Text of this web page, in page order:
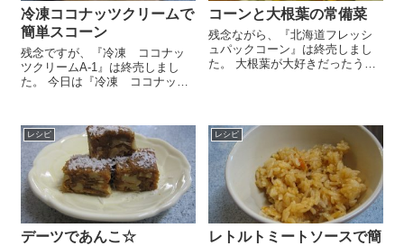
冷凍ココナッツクリームで
簡単スコーン
残念ですが、『冷凍 ココナッ
ツクリームA-1』は終売しまし
た。 今日は『冷凍 ココナッツ
ココナッツクリームA-1』はココ
ナッツミルクで作られた卵・牛
乳・大豆油アレ...
コーンと大根葉の常備菜
残念ながら、『北海道フレッシ
ュパックコーン』は終売しまし
た。 大根葉が大好きだったうち
てくれません(´･_･`...
レシピ
デーツであんこ☆
レシピ
レトルトミートソースで簡